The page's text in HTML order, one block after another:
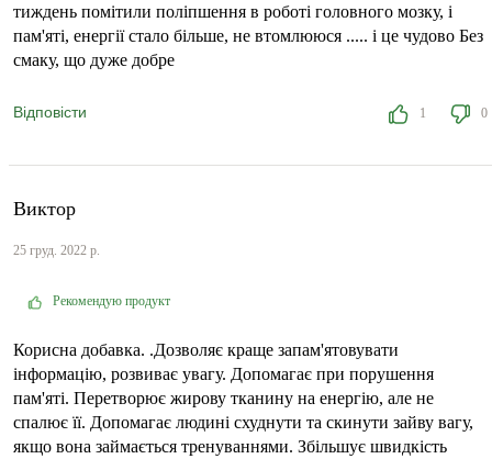
тиждень помітили поліпшення в роботі головного мозку, і
пам'яті, енергії стало більше, не втомлююся ..... і це чудово Без
смаку, що дуже добре
Відповісти 1 0
Виктор
25 груд. 2022 р.
Рекомендую продукт
Корисна добавка. .Дозволяє краще запам'ятовувати
інформацію, розвиває увагу. Допомагає при порушення
пам'яті. Перетворює жирову тканину на енергію, але не
спалює її. Допомагає людині схуднути та скинути зайву вагу,
якщо вона займається тренуваннями. Збільшує швидкість